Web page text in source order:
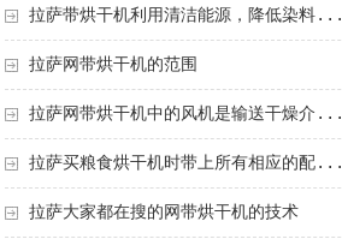
拉萨带烘干机利用清洁能源，降低染料...
拉萨网带烘干机的范围
拉萨网带烘干机中的风机是输送干燥介...
拉萨买粮食烘干机时带上所有相应的配...
拉萨大家都在搜的网带烘干机的技术